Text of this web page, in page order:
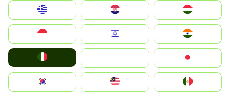
Magyarország
South Korea